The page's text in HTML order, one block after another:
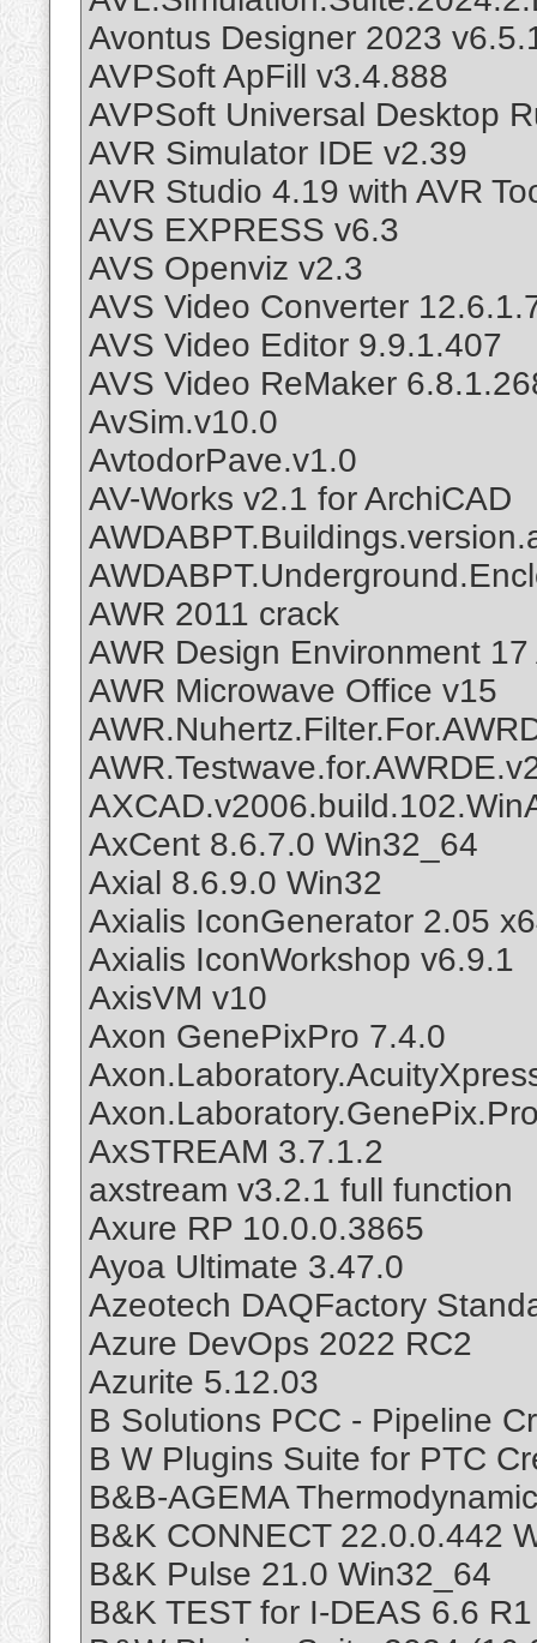
Avontus Designer 2023
AVPSoft ApFill v3.4.888
AVPSoft Universal Desktop
AVR Simulator IDE v2.39
AVR Studio 4.19 with AVR
AVS EXPRESS v6.3
AVS Openviz v2.3
AVS Video Converter
AVS Video Editor 9.9.1.407
AVS Video ReMaker
AvSim.v10.0
AvtodorPave.v1.0
AV-Works v2.1 for ArchiCAD
AWR 2011 crack
AWR Design Environment
AWR Microwave Office v15
AxCent 8.6.7.0 Win32_64
Axial 8.6.9.0 Win32
Axialis IconGenerator 2.05
Axialis IconWorkshop v6.9.1
AxisVM v10
Axon GenePixPro 7.4.0
AxSTREAM 3.7.1.2
axstream v3.2.1 full function
Axure RP 10.0.0.3865
Ayoa Ultimate 3.47.0
Azeotech DAQFactory
Azure DevOps 2022 RC2
Azurite 5.12.03
B Solutions PCC - Pipeline
B W Plugins Suite for PTC
B&B-AGEMA
B&K CONNECT 22.0.0.442
B&K Pulse 21.0 Win32_64
B&K TEST for I-DEAS 6.6